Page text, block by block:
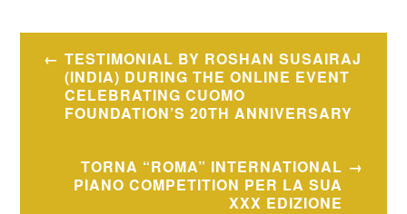
Post
navigation
TESTIMONIAL BY ROSHAN SUSAIRAJ
(INDIA) DURING THE ONLINE EVENT
CELEBRATING CUOMO
FOUNDATION’S 20TH ANNIVERSARY
TORNA “ROMA” INTERNATIONAL
PIANO COMPETITION PER LA SUA
XXX EDIZIONE